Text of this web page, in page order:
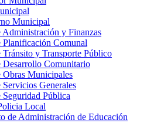
Municipal
y Finanzas
Planificación Comunal
y Transporte Público
Desarrollo Comunitario
Municipales
Generales
Pública
Local
de Administración de Educación